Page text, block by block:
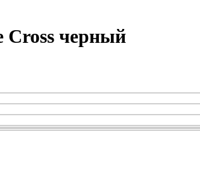
Cross черный